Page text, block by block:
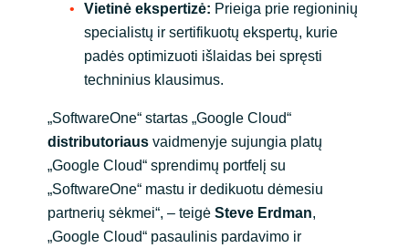
Vietinė ekspertizė: Prieiga prie regioninių
specialistų ir sertifikuotų ekspertų, kurie
padės optimizuoti išlaidas bei spręsti
techninius klausimus.
„SoftwareOne“ startas „Google Cloud“
distributoriausvaidmenyje sujungia platų
„Google Cloud“ sprendimų portfelį su
„SoftwareOne“ mastu ir dedikuotu dėmesiu
partnerių sėkmei“, – teigė Steve Erdman,
„Google Cloud“ pasaulinis pardavimo ir